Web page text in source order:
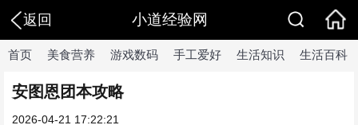
返回 小道经验网
首页 美食营养 游戏数码 手工爱好 生活知识 生活百科
安图恩团本攻略
2026-04-21 17:22:21